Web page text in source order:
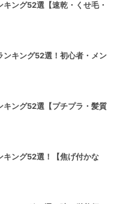
キング52選【速乾・くせ毛・
ンキング52選！初心者・メン
キング52選【プチプラ・髪質
キング52選！【焦げ付かな